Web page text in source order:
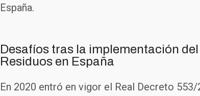
España.
Desafíos tras la implementación
Residuos en España
En 2020 entró en vigor el Real Decreto